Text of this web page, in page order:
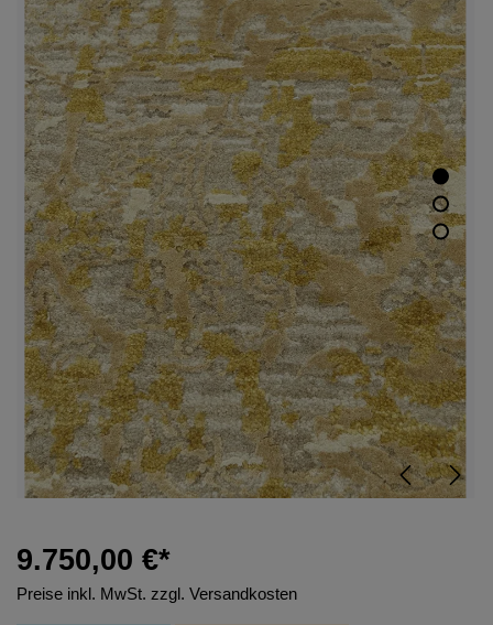
9.750,00 €*
Preise inkl. MwSt. zzgl. Versandkosten